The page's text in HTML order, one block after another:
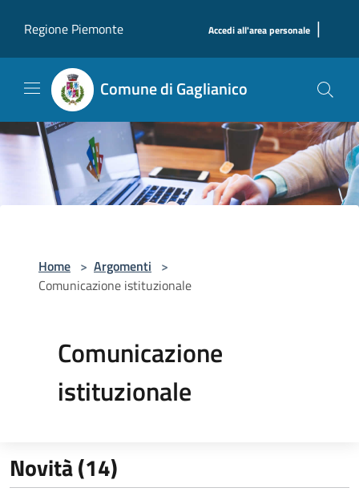
Regione Piemonte
Accedi all'area personale |
Comune di Gaglianico
Home > Argomenti >
Comunicazione istituzionale
Comunicazione
istituzionale
Novità (14)